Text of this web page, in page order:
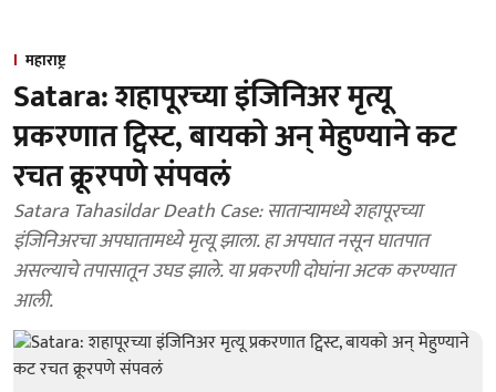
महाराष्ट्र
Satara: शहापूरच्या इंजिनिअर मृत्यू
प्रकरणात ट्विस्ट, बायको अन् मेहुण्याने कट
रचत क्रूरपणे संपवलं
Satara Tahasildar Death Case: साताऱ्यामध्ये शहापूरच्या
इंजिनिअरचा अपघातामध्ये मृत्यू झाला. हा अपघात नसून घातपात
असल्याचे तपासातून उघड झाले. या प्रकरणी दोघांना अटक करण्यात
आली.